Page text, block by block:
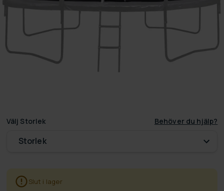
Välj Storlek Behöver du hjälp?
Storlek
Slut i lager